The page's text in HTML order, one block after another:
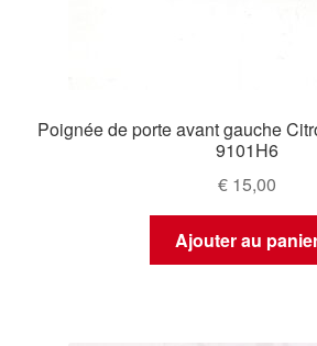
Poignée de porte avant gauche
9101H6
€15,00
Ajouter au